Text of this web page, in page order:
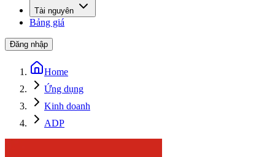
Tài nguyên
Bảng giá
Đăng nhập
Home
Ứng dụng
Kinh doanh
ADP